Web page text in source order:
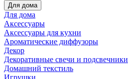
Для дома
Для дома
Аксессуары
Аксессуары для кухни
Ароматические диффузоры
Декор
Декоративные свечи и подсвечники
Домашний текстиль
Игрушки